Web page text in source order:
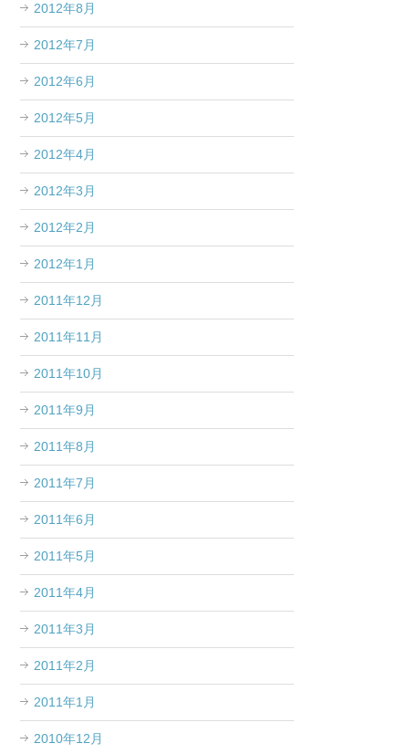
2012年8月
2012年7月
2012年6月
2012年5月
2012年4月
2012年3月
2012年2月
2012年1月
2011年12月
2011年11月
2011年10月
2011年9月
2011年8月
2011年7月
2011年6月
2011年5月
2011年4月
2011年3月
2011年2月
2011年1月
2010年12月